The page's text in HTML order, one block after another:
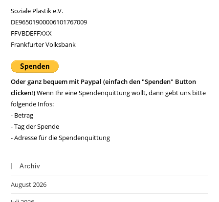
Soziale Plastik e.V.
DE96501900006101767009
FFVBDEFFXXX
Frankfurter Volksbank
Oder ganz bequem mit Paypal (einfach den "Spenden" Button
clicken!)Wenn Ihr eine Spendenquittung wollt, dann gebt uns bitte
folgende Infos:
- Betrag
- Tag der Spende
- Adresse für die Spendenquittung
Archiv
August 2026